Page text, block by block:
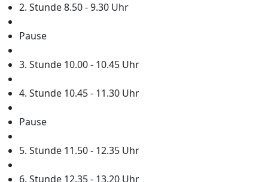
2. Stunde 8.50 - 9.30 Uhr
Pause
3. Stunde 10.00 - 10.45 Uhr
4. Stunde 10.45 - 11.30 Uhr
Pause
5. Stunde 11.50 - 12.35 Uhr
6. Stunde 12.35 - 13.20 Uhr